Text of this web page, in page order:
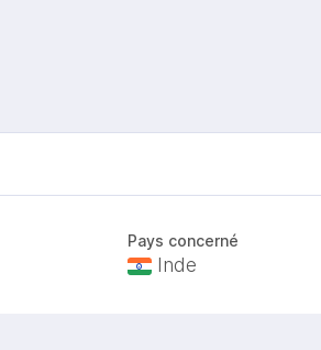
Pays concerné
Inde